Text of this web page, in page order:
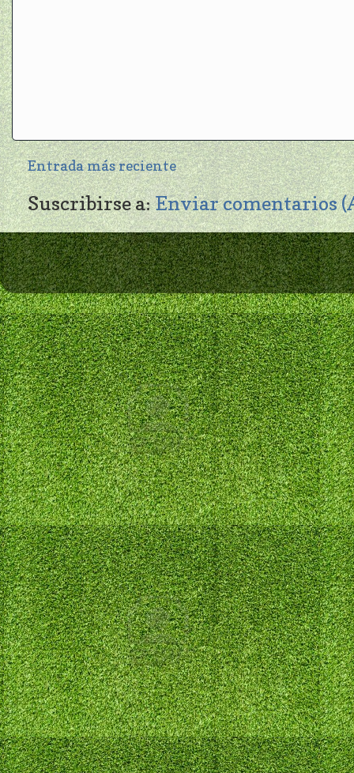
Entrada más reciente
Suscribirse a:Enviar comentarios